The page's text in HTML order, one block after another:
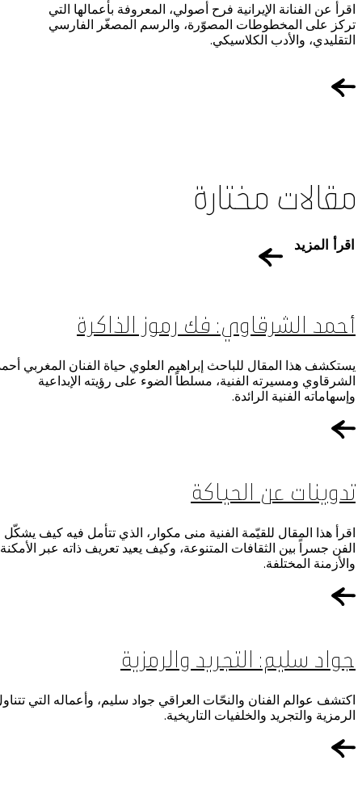
اقرأ عن الفنانة الإيرانية فرح أصولي، المعروفة بأعمالها التي
تركز على المخطوطات المصوّرة، والرسم المصغّر الفارسي
التقليدي، والأدب الكلاسيكي.
مقالات مختارة
اقرأ المزيد
أحمد الشرقاوي: فك رموز الذاكرة
يستكشف هذا المقال للباحث إبراهيم العلوي حياة الفنان المغربي
الشرقاوي ومسيرته الفنية، مسلطاً الضوء على رؤيته الإبداعية
وإسهاماته الفنية الرائدة.
تدوينات عن الحياكة
اقرأ هذا المقال للقيّمة الفنية منى مكوار، الذي تتأمل فيه كيف يشكّل
الفن جسراً بين الثقافات المتنوعة، وكيف يعيد تعريف ذاته عبر الأمكنة
والأزمنة المختلفة.
جواد سليم: التجريد والرمزية
اكتشف عوالم الفنان والنحّات العراقي جواد سليم، وأعماله التي
الرمزية والتجريد والخلفيات التاريخية.